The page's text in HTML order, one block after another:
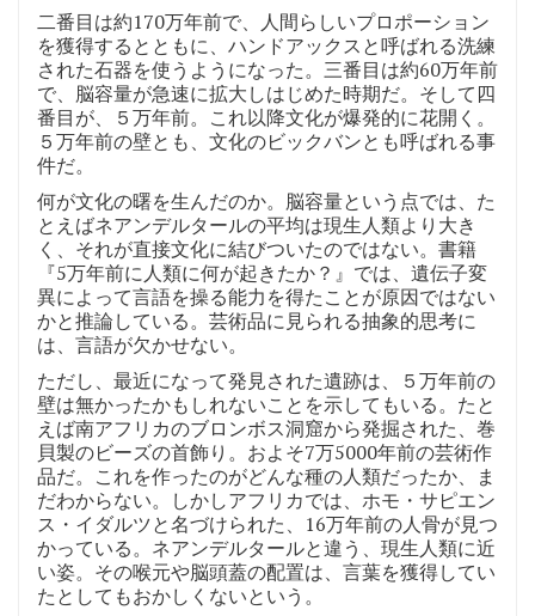
二番目は約170万年前で、人間らしいプロポーション
を獲得するとともに、ハンドアックスと呼ばれる洗練
された石器を使うようになった。三番目は約60万年前
で、脳容量が急速に拡大しはじめた時期だ。そして四
番目が、５万年前。これ以降文化が爆発的に花開く。
５万年前の壁とも、文化のビックバンとも呼ばれる事
件だ。
何が文化の曙を生んだのか。脳容量という点では、た
とえばネアンデルタールの平均は現生人類より大き
く、それが直接文化に結びついたのではない。書籍
『5万年前に人類に何が起きたか？』では、遺伝子変
異によって言語を操る能力を得たことが原因ではない
かと推論している。芸術品に見られる抽象的思考に
は、言語が欠かせない。
ただし、最近になって発見された遺跡は、５万年前の
壁は無かったかもしれないことを示してもいる。たと
えば南アフリカのブロンボス洞窟から発掘された、巻
貝製のビーズの首飾り。およそ7万5000年前の芸術作
品だ。これを作ったのがどんな種の人類だったか、ま
だわからない。しかしアフリカでは、ホモ・サピエン
ス・イダルツと名づけられた、16万年前の人骨が見つ
かっている。ネアンデルタールと違う、現生人類に近
い姿。その喉元や脳頭蓋の配置は、言葉を獲得してい
たとしてもおかしくないという。